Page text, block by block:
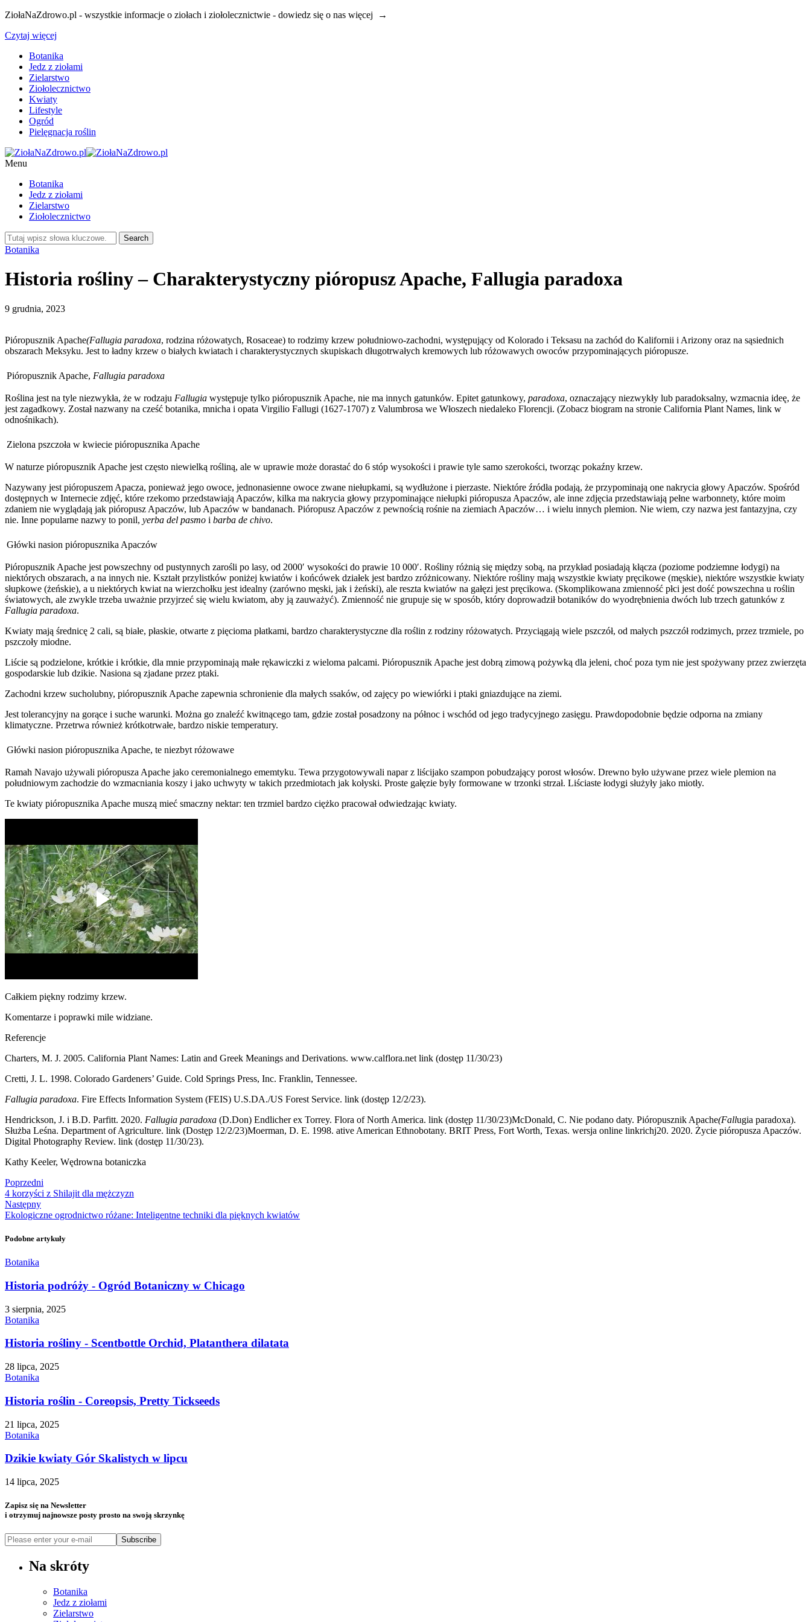
ZiołaNaZdrowo.pl - wszystkie informacje o ziołach i ziołolecznictwie - dowiedz się o nas więcej →
Czytaj więcej
Botanika
Jedz z ziołami
Zielarstwo
Ziołolecznictwo
Kwiaty
Lifestyle
Ogród
Pielęgnacja roślin
Menu
Botanika
Jedz z ziołami
Zielarstwo
Ziołolecznictwo
Botanika
Historia rośliny – Charakterystyczny pióropusz Apache, Fallugia paradoxa
9 grudnia, 2023
Pióropusznik Apache(Fallugia paradoxa, rodzina różowatych, Rosaceae) to rodzimy krzew południowo-zachodni, występujący od Kolorado i Teksasu na zachód do Kalifornii i Arizony oraz na sąsiednich
obszarach Meksyku. Jest to ładny krzew o białych kwiatach i charakterystycznych skupiskach długotrwałych kremowych lub różowawych owoców przypominających pióropusze.
Pióropusznik Apache, Fallugia paradoxa
Roślina jest na tyle niezwykła, że w rodzaju Fallugia występuje tylko pióropusznik Apache, nie ma innych gatunków. Epitet gatunkowy, paradoxa, oznaczający niezwykły lub paradoksalny, wzmacnia ideę, że
jest zagadkowy. Został nazwany na cześć botanika, mnicha i opata Virgilio Fallugi (1627-1707) z Valumbrosa we Włoszech niedaleko Florencji. (Zobacz biogram na stronie California Plant Names, link w
odnośnikach).
Zielona pszczoła w kwiecie pióropusznika Apache
W naturze pióropusznik Apache jest często niewielką rośliną, ale w uprawie może dorastać do 6 stóp wysokości i prawie tyle samo szerokości, tworząc pokaźny krzew.
Nazywany jest pióropuszem Apacza, ponieważ jego owoce, jednonasienne owoce zwane niełupkami, są wydłużone i pierzaste. Niektóre źródła podają, że przypominają one nakrycia głowy Apaczów. Spośród
dostępnych w Internecie zdjęć, które rzekomo przedstawiają Apaczów, kilka ma nakrycia głowy przypominające niełupki pióropusza Apaczów, ale inne zdjęcia przedstawiają pełne warbonnety, które moim
zdaniem nie wyglądają jak pióropusz Apaczów, lub Apaczów w bandanach. Pióropusz Apaczów z pewnością rośnie na ziemiach Apaczów… i wielu innych plemion. Nie wiem, czy nazwa jest fantazyjna, czy
nie. Inne popularne nazwy to ponil, yerba del pasmo i barba de chivo.
Główki nasion pióropusznika Apaczów
Pióropusznik Apache jest powszechny od pustynnych zarośli po lasy, od 2000′ wysokości do prawie 10 000′. Rośliny różnią się między sobą, na przykład posiadają kłącza (poziome podziemne łodygi) na
niektórych obszarach, a na innych nie. Kształt przylistków poniżej kwiatów i końcówek działek jest bardzo zróżnicowany. Niektóre rośliny mają wszystkie kwiaty pręcikowe (męskie), niektóre wszystkie kwiaty
słupkowe (żeńskie), a u niektórych kwiat na wierzchołku jest idealny (zarówno męski, jak i żeński), ale reszta kwiatów na gałęzi jest pręcikowa. (Skomplikowana zmienność płci jest dość powszechna u roślin
światowych, ale zwykle trzeba uważnie przyjrzeć się wielu kwiatom, aby ją zauważyć). Zmienność nie grupuje się w sposób, który doprowadził botaników do wyodrębnienia dwóch lub trzech gatunków z
Fallugia paradoxa.
Kwiaty mają średnicę 2 cali, są białe, płaskie, otwarte z pięcioma płatkami, bardzo charakterystyczne dla roślin z rodziny różowatych. Przyciągają wiele pszczół, od małych pszczół rodzimych, przez trzmiele, po
pszczoły miodne.
Liście są podzielone, krótkie i krótkie, dla mnie przypominają małe rękawiczki z wieloma palcami. Pióropusznik Apache jest dobrą zimową pożywką dla jeleni, choć poza tym nie jest spożywany przez zwierzęta
gospodarskie lub dzikie. Nasiona są zjadane przez ptaki.
Zachodni krzew sucholubny, pióropusznik Apache zapewnia schronienie dla małych ssaków, od zajęcy po wiewiórki i ptaki gniazdujące na ziemi.
Jest tolerancyjny na gorące i suche warunki. Można go znaleźć kwitnącego tam, gdzie został posadzony na północ i wschód od jego tradycyjnego zasięgu. Prawdopodobnie będzie odporna na zmiany
klimatyczne. Przetrwa również krótkotrwałe, bardzo niskie temperatury.
Główki nasion pióropusznika Apache, te niezbyt różowawe
Ramah Navajo używali pióropusza Apache jako ceremonialnego ememtyku. Tewa przygotowywali napar z liścijako szampon pobudzający porost włosów. Drewno było używane przez wiele plemion na
południowym zachodzie do wzmacniania koszy i jako uchwyty w takich przedmiotach jak kołyski. Proste gałęzie były formowane w trzonki strzał. Liściaste łodygi służyły jako miotły.
Te kwiaty pióropusznika Apache muszą mieć smaczny nektar: ten trzmiel bardzo ciężko pracował odwiedzając kwiaty.
Całkiem piękny rodzimy krzew.
Komentarze i poprawki mile widziane.
Referencje
Charters, M. J. 2005. California Plant Names: Latin and Greek Meanings and Derivations. www.calflora.net link (dostęp 11/30/23)
Cretti, J. L. 1998. Colorado Gardeners’ Guide. Cold Springs Press, Inc. Franklin, Tennessee.
Fallugia paradoxa. Fire Effects Information System (FEIS) U.S.DA./US Forest Service. link (dostęp 12/2/23).
Hendrickson, J. i B.D. Parfitt. 2020. Fallugia paradoxa (D.Don) Endlicher ex Torrey. Flora of North America. link (dostęp 11/30/23)McDonald, C. Nie podano daty. Pióropusznik Apache(Fallugia paradoxa).
Służba Leśna. Department of Agriculture. link (Dostęp 12/2/23)Moerman, D. E. 1998. ative American Ethnobotany. BRIT Press, Fort Worth, Texas. wersja online linkrichj20. 2020. Życie pióropusza Apaczów.
Digital Photography Review. link (dostęp 11/30/23).
Kathy Keeler, Wędrowna botaniczka
Poprzedni
4 korzyści z Shilajit dla mężczyzn
Następny
Ekologiczne ogrodnictwo różane: Inteligentne techniki dla pięknych kwiatów
Podobne artykuły
Botanika
Historia podróży - Ogród Botaniczny w Chicago
3 sierpnia, 2025
Botanika
Historia rośliny - Scentbottle Orchid, Platanthera dilatata
28 lipca, 2025
Botanika
Historia roślin - Coreopsis, Pretty Tickseeds
21 lipca, 2025
Botanika
Dzikie kwiaty Gór Skalistych w lipcu
14 lipca, 2025
Zapisz się na Newsletter
i otrzymuj najnowsze posty prosto na swoją skrzynkę
Subscribe
Na skróty
Botanika
Jedz z ziołami
Zielarstwo